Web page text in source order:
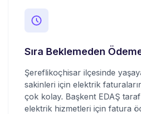
Sıra Beklemeden
Şereflikoçhisar ilçesinde
sakinleri için elektrik
çok kolay. Başkent EDAŞ
elektrik hizmetleri için fatura